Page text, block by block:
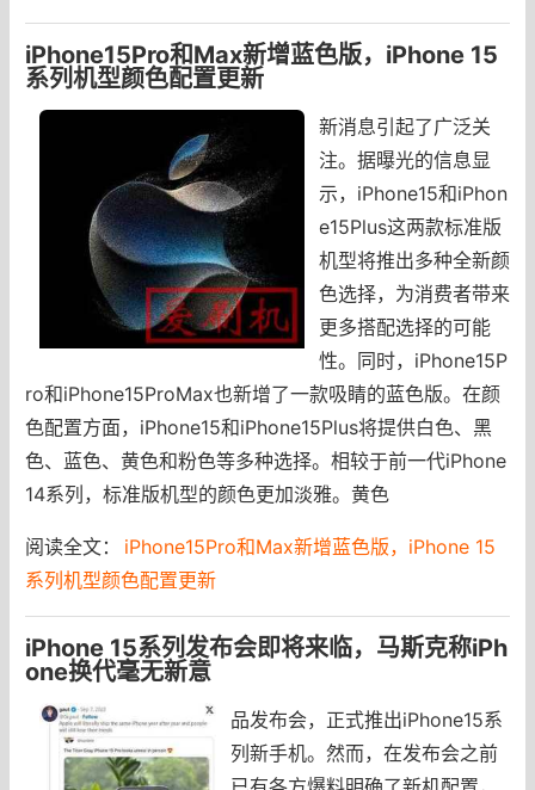
iPhone15Pro和Max新增蓝色版，iPhone 15
系列机型颜色配置更新
新消息引起了广泛关
注。据曝光的信息显
示，iPhone15和iPhon
e15Plus这两款标准版
机型将推出多种全新颜
色选择，为消费者带来
更多搭配选择的可能
性。同时，iPhone15P
ro和iPhone15ProMax也新增了一款吸睛的蓝色版。在颜
色配置方面，iPhone15和iPhone15Plus将提供白色、黑
色、蓝色、黄色和粉色等多种选择。相较于前一代iPhone
14系列，标准版机型的颜色更加淡雅。黄色
阅读全文：
iPhone15Pro和Max新增蓝色版，iPhone 15
系列机型颜色配置更新
iPhone 15系列发布会即将来临，马斯克称iPh
one换代毫无新意
品发布会，正式推出iPhone15系
列新手机。然而，在发布会之前